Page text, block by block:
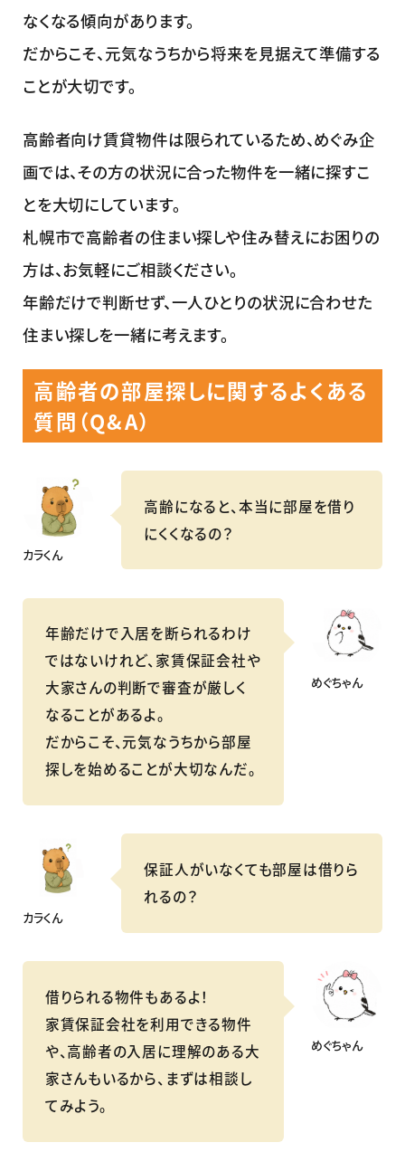
なくなる傾向があります。
だからこそ、元気なうちから将来を見据えて準備する
ことが大切です。
高齢者向け賃貸物件は限られているため、めぐみ企
画では、その方の状況に合った物件を一緒に探すこ
とを大切にしています。
札幌市で高齢者の住まい探しや住み替えにお困りの
方は、お気軽にご相談ください。
年齢だけで判断せず、一人ひとりの状況に合わせた
住まい探しを一緒に考えます。
高齢者の部屋探しに関するよくある
質問（Q&A）
カラくん
高齢になると、本当に部屋を借り
にくくなるの？
めぐちゃん
年齢だけで入居を断られるわけ
ではないけれど、家賃保証会社や
大家さんの判断で審査が厳しく
なることがあるよ。
だからこそ、元気なうちから部屋
探しを始めることが大切なんだ。
カラくん
保証人がいなくても部屋は借りら
れるの？
めぐちゃん
借りられる物件もあるよ！
家賃保証会社を利用できる物件
や、高齢者の入居に理解のある大
家さんもいるから、まずは相談し
てみよう。